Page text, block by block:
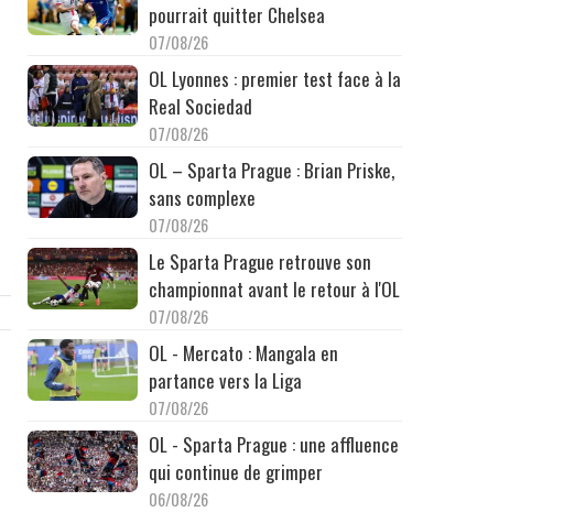
pourrait quitter Chelsea
07/08/26
OL Lyonnes : premier test face à la
Real Sociedad
07/08/26
OL – Sparta Prague : Brian Priske,
sans complexe
07/08/26
Le Sparta Prague retrouve son
championnat avant le retour à l'OL
07/08/26
OL - Mercato : Mangala en
partance vers la Liga
07/08/26
OL - Sparta Prague : une affluence
qui continue de grimper
06/08/26